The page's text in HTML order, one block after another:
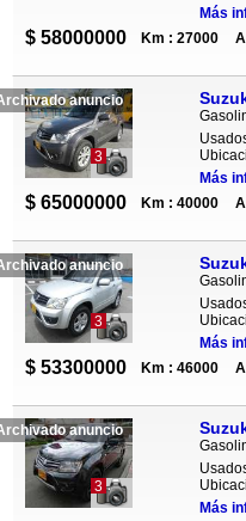
Más
$ 58000000 Km : 27000
anuncio
3
Más
$ 65000000 Km : 40000
anuncio
3
Más
$ 53300000 Km : 46000
anuncio
3
Más